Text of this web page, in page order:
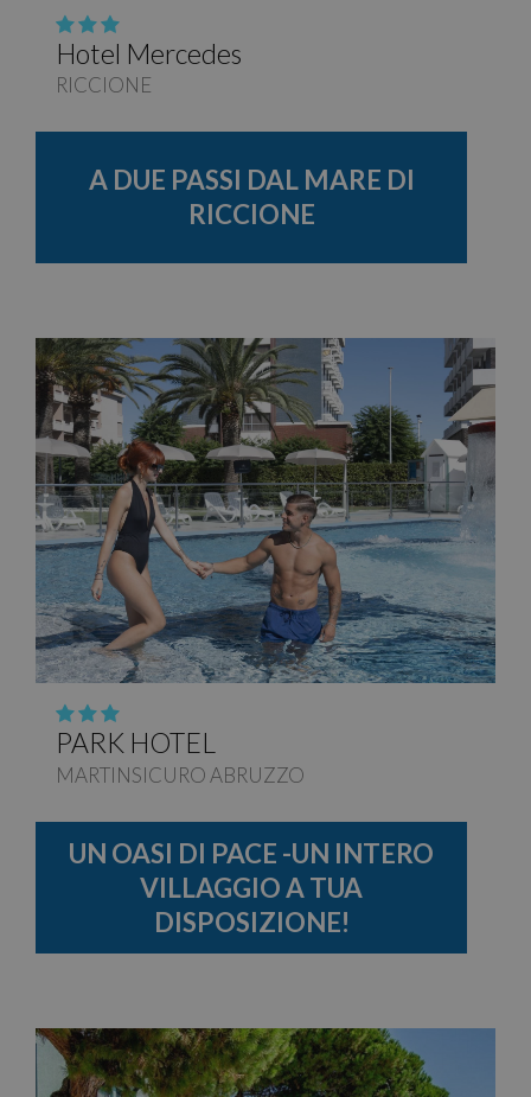
Hotel Mercedes
RICCIONE
A DUE PASSI DAL MARE DI
RICCIONE
PARK HOTEL
MARTINSICURO ABRUZZO
UN OASI DI PACE -UN INTERO
VILLAGGIO A TUA
DISPOSIZIONE!